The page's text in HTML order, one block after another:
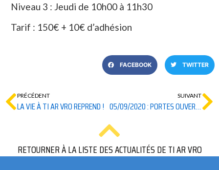
Niveau 3 : Jeudi de 10h00 à 11h30
Tarif : 150€ + 10€ d’adhésion
FACEBOOK TWITTER
PRÉCÉDENT
LA VIE À TI AR VRO REPREND !
SUIVANT
05/09/2020 : PORTES OUVERTES DE TI AR VRO
RETOURNER À LA LISTE DES ACTUALITÉS DE TI AR VRO